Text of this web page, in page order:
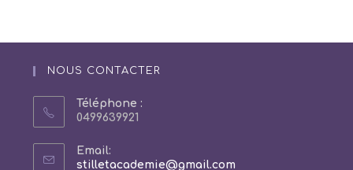
NOUS CONTACTER
Téléphone :
0499639921
Email:
stilletacademie@gmail.comS’ouvre